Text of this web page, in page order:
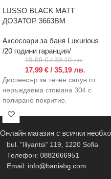
LUSSO BLACK MATT
ДОЗАТОР 3663BM
Аксесоари за баня Luxurious
/20 години гаранция/
19,99€/ 39,10 лв.
17,99 €/ 35,19 лв.
Диспенсър за течен сапун от
неръждаема стомана 304 с
полирано покритие.
Онлайн магазин с всички
bul. "Iliyantsi" 119, 1220 Sofia
Телефон: 0882666951
Email: info@baniabg.com